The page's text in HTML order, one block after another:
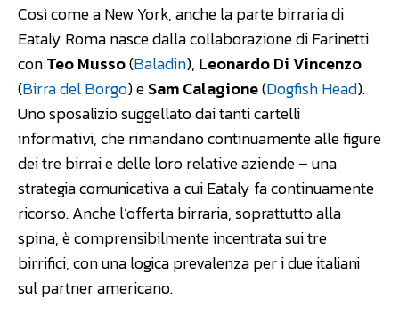
Così come a New York, anche la parte birraria di
Eataly Roma nasce dalla collaborazione di Farinetti
conTeo Musso(Baladin), Leonardo Di Vincenzo
(Birra del Borgo) eSam Calagione(Dogfish Head).
Uno sposalizio suggellato dai tanti cartelli
informativi, che rimandano continuamente alle figure
dei tre birrai e delle loro relative aziende – una
strategia comunicativa a cui Eataly fa continuamente
ricorso. Anche l’offerta birraria, soprattutto alla
spina, è comprensibilmente incentrata sui tre
birrifici, con una logica prevalenza per i due italiani
sul partner americano.